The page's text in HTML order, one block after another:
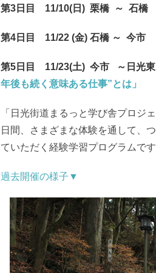
第3日目 11/10(日) 栗橋 ～ 石橋
第4日目 11/22 (金) 石橋 ～ 今市
第5日目 11/23(土) 今市 ～日光
年後も続く意味ある仕事”とは」
「日光街道まるっと学び舎プロジ
日間、さまざまな体験を通して、
ていただく経験学習プログラムで
過去開催の様子▼